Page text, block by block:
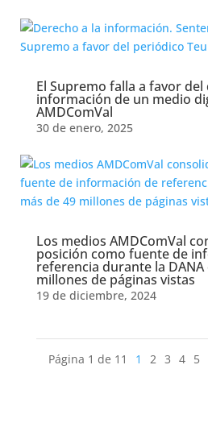
El Supremo falla a favor del
información de un medio
AMDComVal
30 de enero, 2025
Los medios AMDComVal
posición como fuente de
referencia durante la DANA
millones de páginas vistas
19 de diciembre, 2024
Página 1 de 11 1 2 3 4 5